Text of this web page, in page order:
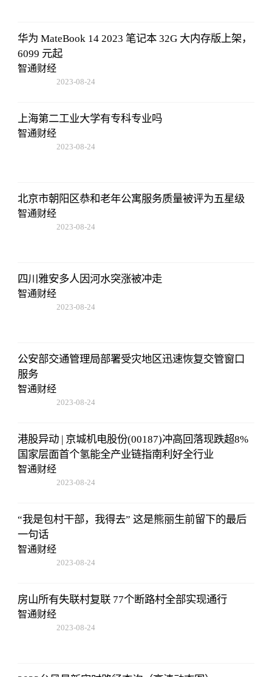
华为 MateBook 14 2023 笔记本 32G 大内存版上架，
6099 元起
智通财经
2023-08-24
上海第二工业大学有专科专业吗
智通财经
2023-08-24
北京市朝阳区恭和老年公寓服务质量被评为五星级
智通财经
2023-08-24
四川雅安多人因河水突涨被冲走
智通财经
2023-08-24
公安部交通管理局部署受灾地区迅速恢复交管窗口
服务
智通财经
2023-08-24
港股异动 | 京城机电股份(00187)冲高回落现跌超8%
国家层面首个氢能全产业链指南利好全行业
智通财经
2023-08-24
“我是包村干部，我得去” 这是熊丽生前留下的最后
一句话
智通财经
2023-08-24
房山所有失联村复联 77个断路村全部实现通行
智通财经
2023-08-24